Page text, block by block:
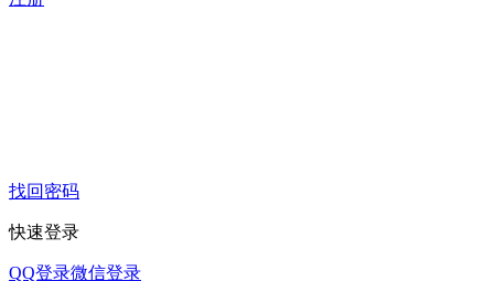
找回密码
快速登录
QQ登录微信登录